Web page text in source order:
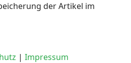
der Artikel im
| Impressum